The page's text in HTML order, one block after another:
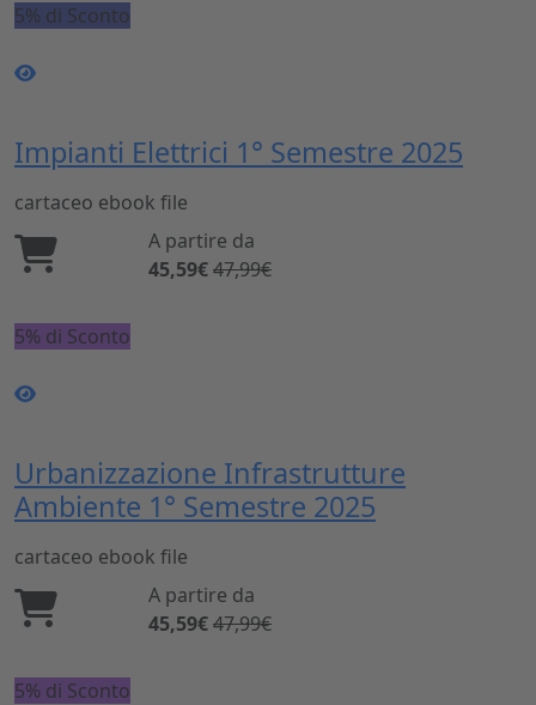
5% di Sconto
Impianti Elettrici 1° Semestre 2025
cartaceo ebook file
A partire da
45,59€47,99€
5% di Sconto
Urbanizzazione Infrastrutture
Ambiente 1° Semestre 2025
cartaceo ebook file
A partire da
45,59€47,99€
5% di Sconto